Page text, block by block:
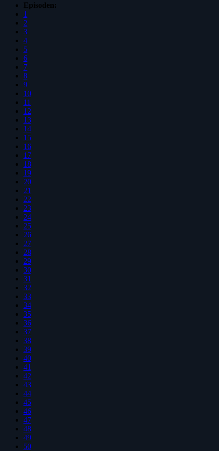
Episoden:
1
2
3
4
5
6
7
8
9
10
11
12
13
14
15
16
17
18
19
20
21
22
23
24
25
26
27
28
29
30
31
32
33
34
35
36
37
38
39
40
41
42
43
44
45
46
47
48
49
50